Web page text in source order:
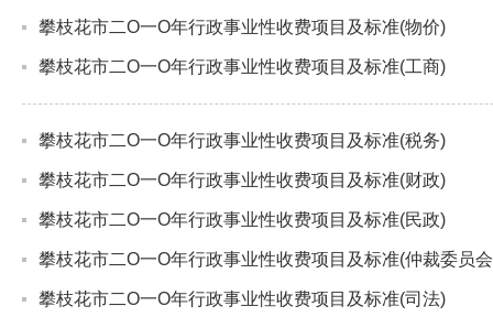
攀枝花市二O一O年行政事业性收费项目及标准(物价)
攀枝花市二O一O年行政事业性收费项目及标准(工商)
攀枝花市二O一O年行政事业性收费项目及标准(税务)
攀枝花市二O一O年行政事业性收费项目及标准(财政)
攀枝花市二O一O年行政事业性收费项目及标准(民政)
攀枝花市二O一O年行政事业性收费项目及标准(仲裁委员
攀枝花市二O一O年行政事业性收费项目及标准(司法)